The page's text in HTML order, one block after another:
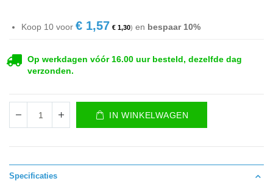
Koop 10 voor € 1,57 € 1,30 en bespaar10%
Op werkdagen vóór 16.00 uur besteld, dezelfde dag
verzonden.
IN WINKELWAGEN
Specificaties